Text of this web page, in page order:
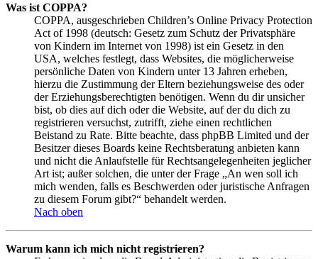
Was ist COPPA?
COPPA, ausgeschrieben Children’s Online Privacy Protection
Act of 1998 (deutsch: Gesetz zum Schutz der Privatsphäre
von Kindern im Internet von 1998) ist ein Gesetz in den
USA, welches festlegt, dass Websites, die möglicherweise
persönliche Daten von Kindern unter 13 Jahren erheben,
hierzu die Zustimmung der Eltern beziehungsweise des oder
der Erziehungsberechtigten benötigen. Wenn du dir unsicher
bist, ob dies auf dich oder die Website, auf der du dich zu
registrieren versuchst, zutrifft, ziehe einen rechtlichen
Beistand zu Rate. Bitte beachte, dass phpBB Limited und der
Besitzer dieses Boards keine Rechtsberatung anbieten kann
und nicht die Anlaufstelle für Rechtsangelegenheiten jeglicher
Art ist; außer solchen, die unter der Frage „An wen soll ich
mich wenden, falls es Beschwerden oder juristische Anfragen
zu diesem Forum gibt?“ behandelt werden.
Nach oben
Warum kann ich mich nicht registrieren?